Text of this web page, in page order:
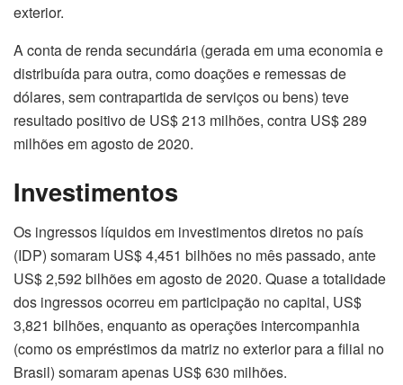
exterior.
A conta de renda secundária (gerada em uma economia e
distribuída para outra, como doações e remessas de
dólares, sem contrapartida de serviços ou bens) teve
resultado positivo de US$ 213 milhões, contra US$ 289
milhões em agosto de 2020.
Investimentos
Os ingressos líquidos em investimentos diretos no país
(IDP) somaram US$ 4,451 bilhões no mês passado, ante
US$ 2,592 bilhões em agosto de 2020. Quase a totalidade
dos ingressos ocorreu em participação no capital, US$
3,821 bilhões, enquanto as operações intercompanhia
(como os empréstimos da matriz no exterior para a filial no
Brasil) somaram apenas US$ 630 milhões.